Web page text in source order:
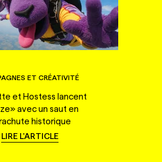
ET CRÉATIVITÉ
et Hostess lancent
avec un saut en
historique
LIRE L'ARTICLE